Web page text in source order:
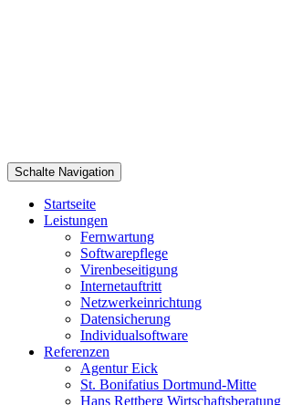
Schalte Navigation
Zum
Inhalt
Startseite
Leistungen
Fernwartung
Softwarepflege
Virenbeseitigung
Internetauftritt
Netzwerkeinrichtung
Datensicherung
Individualsoftware
Referenzen
Agentur Eick
St. Bonifatius Dortmund-Mitte
Hans Rettberg Wirtschaftsberatung